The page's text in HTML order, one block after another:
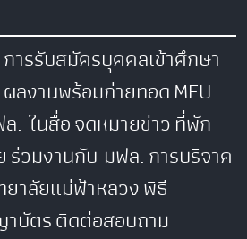
การรับสมัครบุคคลเข้าศึกษา
ผลงานพร้อมถ่ายทอดMFU
. ในสื่อจดหมายข่าวที่พัก
ร่วมงานกับ มฟล.การบริจาค
าลัยแม่ฟ้าหลวงพิธี
บัตรติดต่อสอบถาม